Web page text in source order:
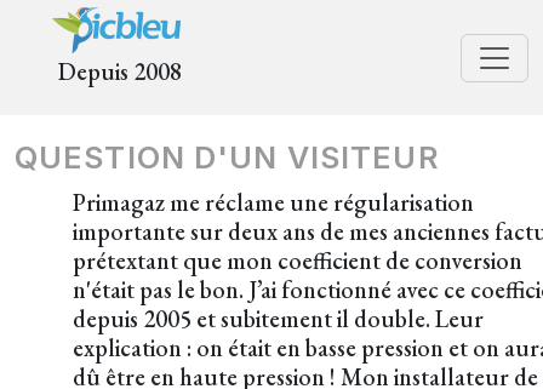
Depuis 2008
QUESTION D'UN VISITEUR
Primagaz me réclame une régularisation
importante sur deux ans de mes anciennes
prétextant que mon coefficient de conversion
n'était pas le bon. J’ai fonctionné avec ce
depuis 2005 et subitement il double. Leur
explication : on était en basse pression et on
dû être en haute pression ! Mon installateur de